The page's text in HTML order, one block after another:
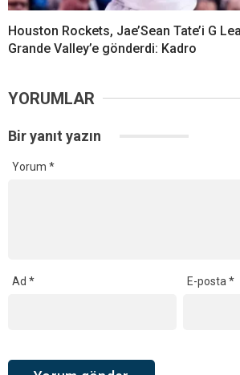
Houston Rockets, Jae’Sean Tate’i G
Grande Valley’e gönderdi: Kadro
YORUMLAR
Bir yanıt yazın
Yorum *
Ad * E-posta*